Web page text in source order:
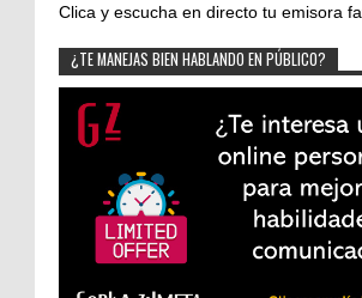
Clica y escucha en directo tu emisora
¿TE MANEJAS BIEN HABLANDO EN PÚBLICO?